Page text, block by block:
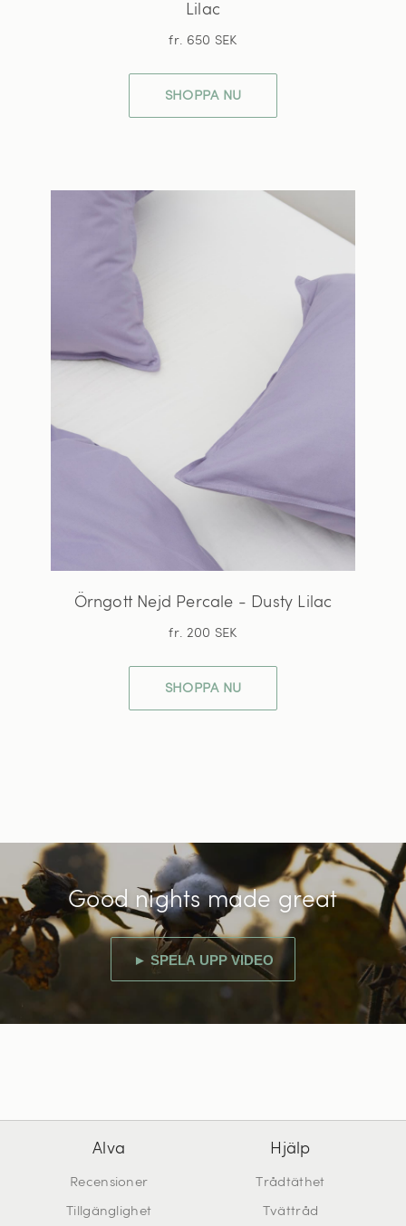
Lilac
fr. 650 SEK
SHOPPA NU
Örngott Nejd Percale - Dusty Lilac
fr. 200 SEK
SHOPPA NU
Good nights made great
► SPELA UPP VIDEO
Alva
Recensioner
Tillgänglighet
Hjälp
Trådtäthet
Tvättråd